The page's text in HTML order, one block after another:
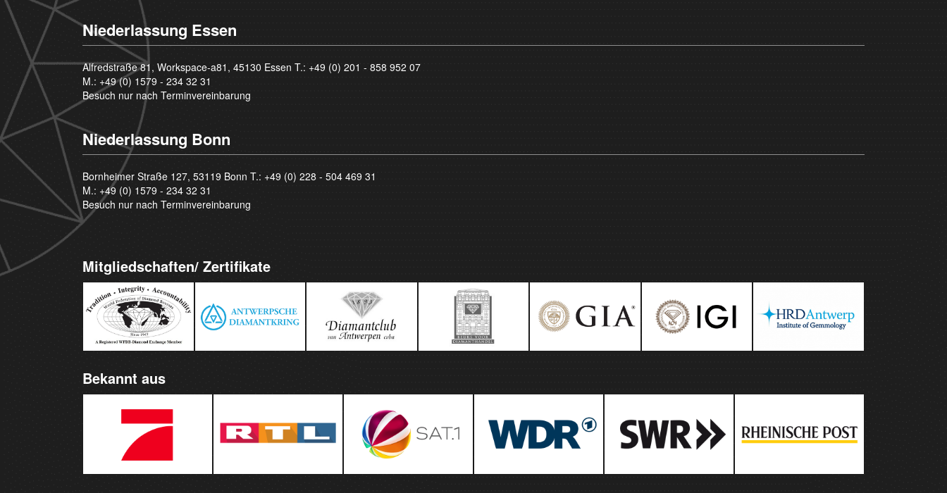
Niederlassung Essen
Alfredstraße 81, Workspace-a81, 45130 Essen T.: +49 (0) 201 - 858 952 07
M.: +49 (0) 1579 - 234 32 31
Besuch nur nach Terminvereinbarung
Niederlassung Bonn
Bornheimer Straße 127, 53119 Bonn T.: +49 (0) 228 - 504 469 31
M.: +49 (0) 1579 - 234 32 31
Besuch nur nach Terminvereinbarung
Mitgliedschaften/ Zertifikate
Bekannt aus